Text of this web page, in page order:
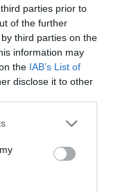
parties prior to
of the further
third parties on the
information may
the IAB’s List of
disclose it to other
or more Google
You may click to
party tags to
in below Google